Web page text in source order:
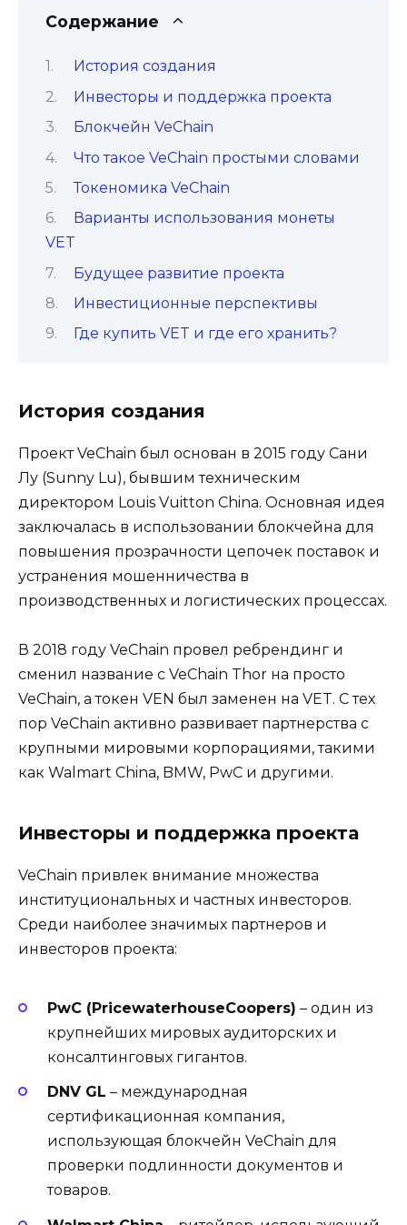
Содержание
История создания
Инвесторы и поддержка проекта
Блокчейн VeChain
Что такое VeChain простыми словами
Токеномика VeChain
Варианты использования монеты
VET
Будущее развитие проекта
Инвестиционные перспективы
Где купить VET и где его хранить?
История создания
Проект VeChain был основан в 2015 году Сани
Лу (Sunny Lu), бывшим техническим
директором Louis Vuitton China. Основная идея
заключалась в использовании блокчейна для
повышения прозрачности цепочек поставок и
устранения мошенничества в
производственных и логистических процессах.
В 2018 году VeChain провел ребрендинг и
сменил название с VeChain Thor на просто
VeChain, а токен VEN был заменен на VET. С тех
пор VeChain активно развивает партнерства с
крупными мировыми корпорациями, такими
как Walmart China, BMW, PwC и другими.
Инвесторы и поддержка проекта
VeChain привлек внимание множества
институциональных и частных инвесторов.
Среди наиболее значимых партнеров и
инвесторов проекта:
PwC (PricewaterhouseCoopers) – один из
крупнейших мировых аудиторских и
консалтинговых гигантов.
DNV GL – международная
сертификационная компания,
использующая блокчейн VeChain для
проверки подлинности документов и
товаров.